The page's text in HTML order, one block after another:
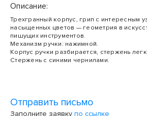
Описание:
Трехгранный корпус, грип с интересным
насыщенных цветов — геометрия в
пишущих инструментов.
Механизм ручки: нажимной.
Корпус ручки разбирается, стержень
Стержень с синими чернилами.
Отправить письмо
Заполните заявку по ссылке